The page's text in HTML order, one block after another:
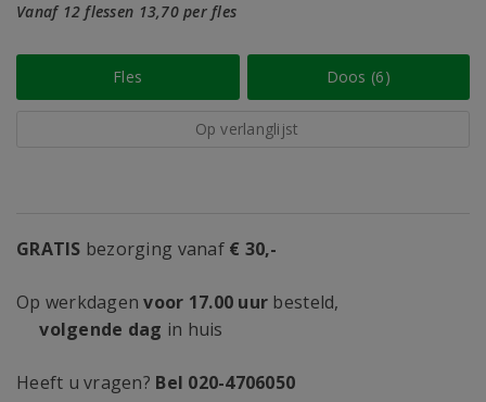
Vanaf 12 flessen 13,70 per fles
Fles Doos (6)
Op verlanglijst
GRATIS bezorging vanaf € 30,-
Op werkdagenvoor 17.00 uur besteld,
volgende dag in huis
Heeft u vragen? Bel 020-4706050